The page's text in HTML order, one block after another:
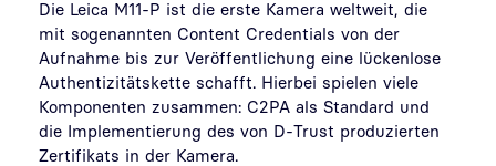
Die Leica M11-P ist die erste Kamera weltweit, die
mit sogenannten Content Credentials von der
Aufnahme bis zur Veröffentlichung eine lückenlose
Authentizitätskette schafft. Hierbei spielen viele
Komponenten zusammen: C2PA als Standard und
die Implementierung des von D-Trust produzierten
Zertifikats in der Kamera.